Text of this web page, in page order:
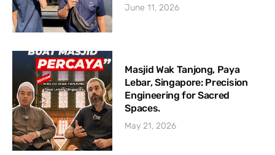
June 11, 2026
Masjid Wak Tanjong, Paya
Lebar, Singapore: Precision
Engineering for Sacred
Spaces.
May 21, 2026